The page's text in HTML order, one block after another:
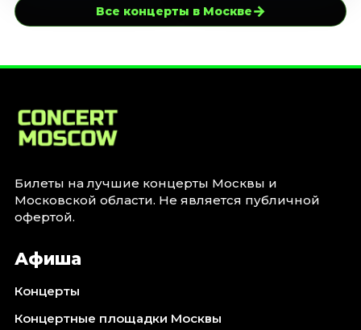
Все концерты в Москве→
Билеты на лучшие концерты Москвы и
Московской области. Не является публичной
офертой.
Афиша
Концерты
Концертные площадки Москвы